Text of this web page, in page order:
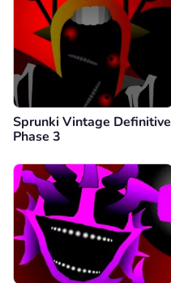
Sprunki Vintage Definitive
Phase 3